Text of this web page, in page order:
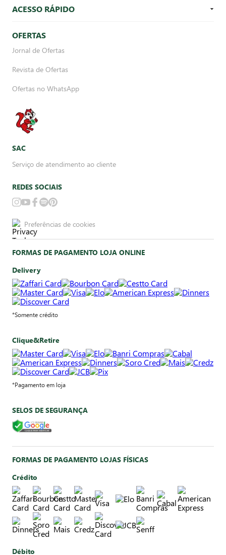
ACESSO RÁPIDO
OFERTAS
Jornal de Ofertas
Revista de Ofertas
Ofertas no WhatsApp
SAC
Serviço de atendimento ao cliente
REDES SOCIAIS
Preferências de cookies
FORMAS DE PAGAMENTO LOJA ONLINE
Delivery
*Somente crédito
Clique&Retire
*Pagamento em loja
SELOS DE SEGURANÇA
FORMAS DE PAGAMENTO LOJAS FÍSICAS
Crédito
Débito